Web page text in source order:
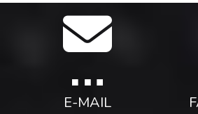
E-MAIL